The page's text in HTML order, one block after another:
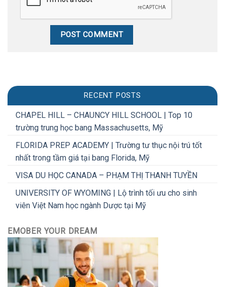
RECENT POSTS
CHAPEL HILL – CHAUNCY HILL SCHOOL | Top 10
trường trung học bang Massachusetts, Mỹ
FLORIDA PREP ACADEMY | Trường tư thục nội trú tốt
nhất trong tầm giá tại bang Florida, Mỹ
VISA DU HỌC CANADA – PHẠM THỊ THANH TUYỀN
UNIVERSITY OF WYOMING | Lộ trình tối ưu cho sinh
viên Việt Nam học ngành Dược tại Mỹ
EMOBER YOUR DREAM